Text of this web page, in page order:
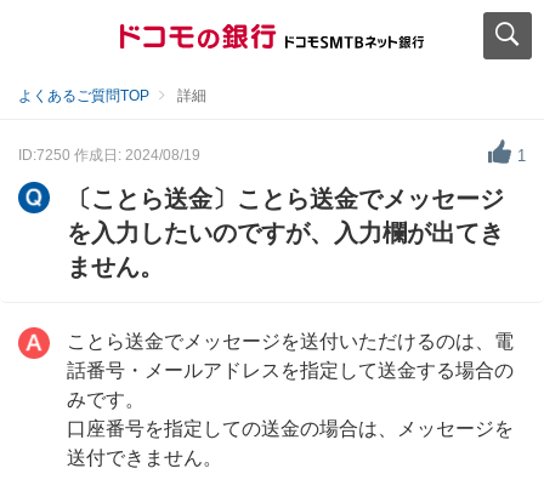
よくあるご質問TOP 詳細
ID:7250 作成日: 2024/08/19 1
〔ことら送金〕ことら送金でメッセージ
を入力したいのですが、入力欄が出てき
ません。
ことら送金でメッセージを送付いただけるのは、電
話番号・メールアドレスを指定して送金する場合の
みです。
口座番号を指定しての送金の場合は、メッセージを
送付できません。